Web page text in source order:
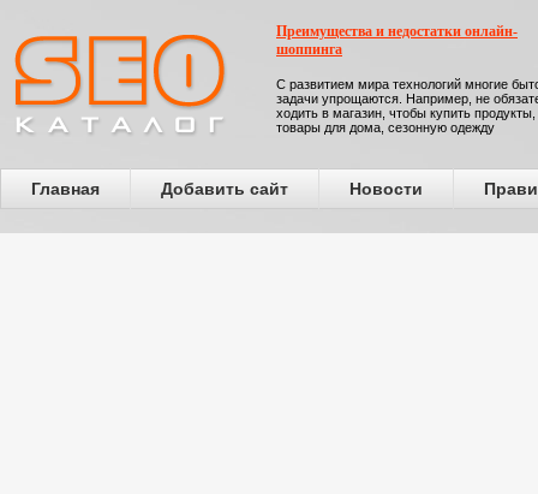
Преимущества и недостатки онлайн-
шоппинга
С развитием мира технологий многие
задачи упрощаются. Например, не
ходить в магазин, чтобы купить продукты,
товары для дома, сезонную одежду
Главная Добавить сайт Новости